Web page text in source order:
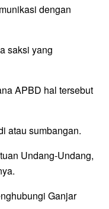
dengan
saksi yang
APBD hal tersebut
atau sumbangan.
Undang-Undang,
Ganjar